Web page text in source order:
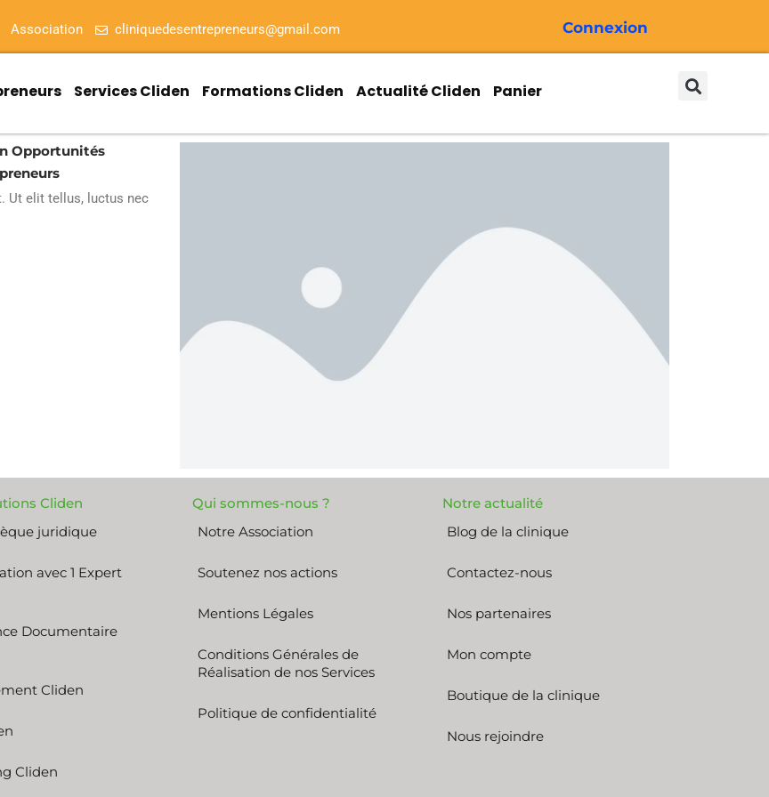
Association cliniquedesentrepreneurs@gmail.com Connexion
Services Cliden Formations Cliden Actualité Cliden Panier
Opportunités
Ut elit tellus, luctus nec
Cliden
juridique
avec 1 Expert
Documentaire
Cliden
Cliden
Qui sommes-nous ?
Notre Association
Soutenez nos actions
Mentions Légales
Conditions Générales de
Réalisation de nos Services
Politique de confidentialité
Notre actualité
Blog de la clinique
Contactez-nous
Nos partenaires
Mon compte
Boutique de la clinique
Nous rejoindre